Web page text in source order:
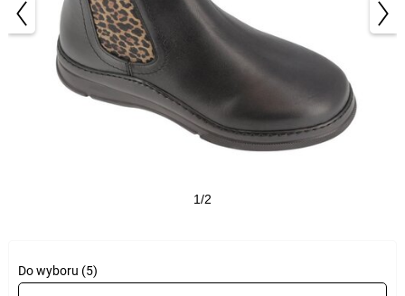
1/2
Do wyboru (5)